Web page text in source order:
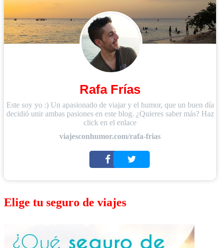
Rafa Frías
Este soy yo :) Un apasionado de viajar y el humor, que un buen día
decidió unir ambas pasiones en este blog. ¿Quieres saber más? Haz
click en el enlace
viajesconhumor.com/rafa-frias
Elige tu seguro de viajes